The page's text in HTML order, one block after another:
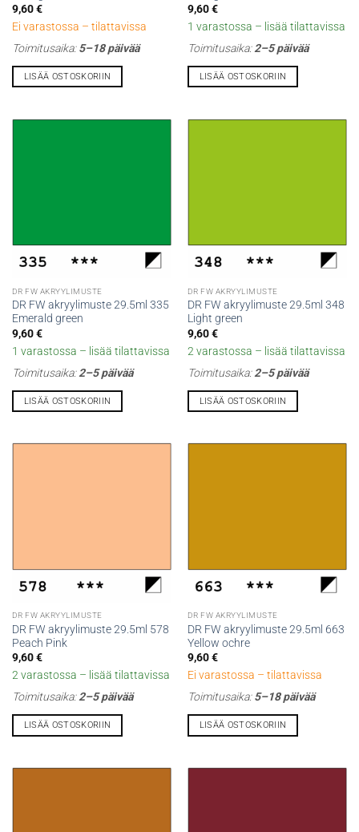
9,60€
Ei varastossa – tilattavissa
Toimitusaika:5–18 päivää
LISÄÄ OSTOSKORIIN
9,60€
1 varastossa – lisää tilattavissa
Toimitusaika:2–5 päivää
LISÄÄ OSTOSKORIIN
DR FW AKRYYLIMUSTE
DR FW akryylimuste 29.5ml 335
Emerald green
9,60€
1 varastossa – lisää tilattavissa
Toimitusaika:2–5 päivää
LISÄÄ OSTOSKORIIN
DR FW AKRYYLIMUSTE
DR FW akryylimuste 29.5ml 348
Light green
9,60€
2 varastossa – lisää tilattavissa
Toimitusaika:2–5 päivää
LISÄÄ OSTOSKORIIN
DR FW AKRYYLIMUSTE
DR FW akryylimuste 29.5ml 578
Peach Pink
9,60€
2 varastossa – lisää tilattavissa
Toimitusaika:2–5 päivää
LISÄÄ OSTOSKORIIN
DR FW AKRYYLIMUSTE
DR FW akryylimuste 29.5ml 663
Yellow ochre
9,60€
Ei varastossa – tilattavissa
Toimitusaika:5–18 päivää
LISÄÄ OSTOSKORIIN